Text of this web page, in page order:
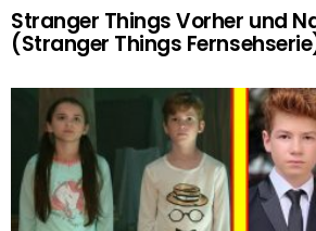
Stranger Things Vorher und
(Stranger Things